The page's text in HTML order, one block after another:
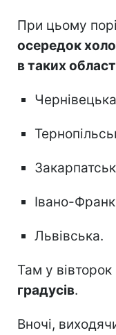
При цьому
осередок
в таких
Івано-
Львівська.
Там у
градусів.
Вночі,